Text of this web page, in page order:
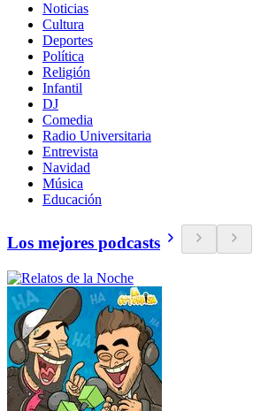
Noticias
Cultura
Deportes
Política
Religión
Infantil
DJ
Comedia
Radio Universitaria
Entrevista
Navidad
Música
Educación
Los mejores podcasts